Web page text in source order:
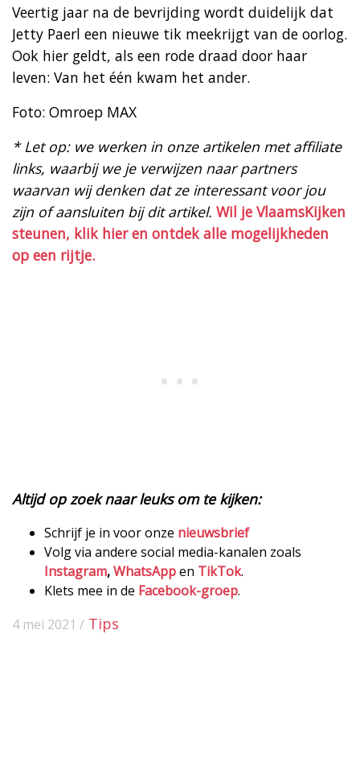
Veertig jaar na de bevrijding wordt duidelijk dat
Jetty Paerl een nieuwe tik meekrijgt van de oorlog.
Ook hier geldt, als een rode draad door haar
leven: Van het één kwam het ander.
Foto: Omroep MAX
* Let op: we werken in onze artikelen met affiliate
links, waarbij we je verwijzen naar partners
waarvan wij denken dat ze interessant voor jou
zijn of aansluiten bij dit artikel. Wil je VlaamsKijken
steunen, klik hier en ontdek alle mogelijkheden
op een rijtje.
Altijd op zoek naar leuks om te kijken:
Schrijf je in voor onze nieuwsbrief
Volg via andere social media-kanalen zoals
Instagram,WhatsAppen TikTok.
Klets mee in de Facebook-groep.
4 mei 2021 / Tips